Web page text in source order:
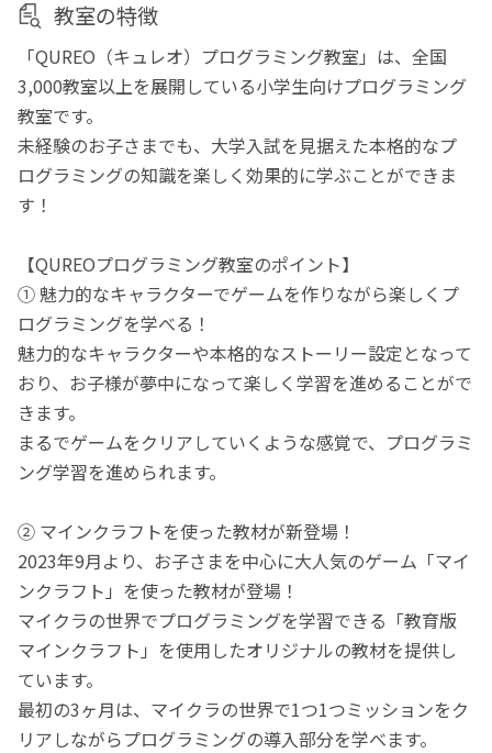
教室の特徴
「QUREO（キュレオ）プログラミング教室」は、全国
3,000教室以上を展開している小学生向けプログラミング
教室です。
未経験のお子さまでも、大学入試を見据えた本格的なプ
ログラミングの知識を楽しく効果的に学ぶことができま
す！
【QUREOプログラミング教室のポイント】
① 魅力的なキャラクターでゲームを作りながら楽しくプ
ログラミングを学べる！
魅力的なキャラクターや本格的なストーリー設定となって
おり、お子様が夢中になって楽しく学習を進めることがで
きます。
まるでゲームをクリアしていくような感覚で、プログラミ
ング学習を進められます。
② マインクラフトを使った教材が新登場！
2023年9月より、お子さまを中心に大人気のゲーム「マイ
ンクラフト」を使った教材が登場！
マイクラの世界でプログラミングを学習できる「教育版
マインクラフト」を使用したオリジナルの教材を提供し
ています。
最初の3ヶ月は、マイクラの世界で1つ1つミッションをク
リアしながらプログラミングの導入部分を学べます。